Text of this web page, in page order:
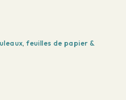
,feuilles de papier &